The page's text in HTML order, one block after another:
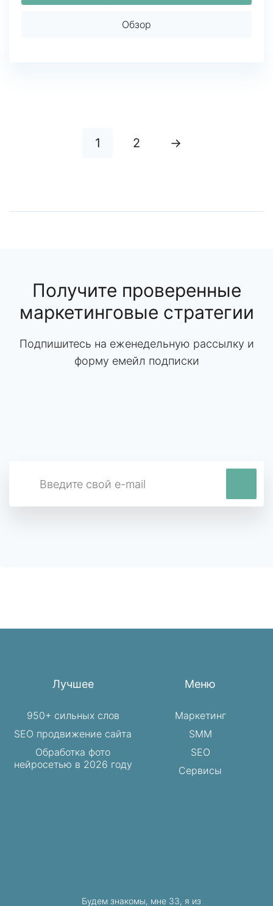
Обзор
1 2 →
Получите проверенные
маркетинговые стратегии
Подпишитесь на еженедельную рассылку и
форму емейл подписки
Лучшее
950+ сильных слов
SEO продвижение сайта
Обработка фото
нейросетью в 2026 году
Меню
Маркетинг
SMM
SEO
Сервисы
Будем знакомы, мне 33, я из